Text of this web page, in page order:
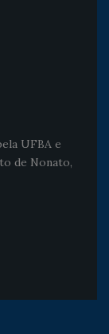
UFBA e
de Nonato,